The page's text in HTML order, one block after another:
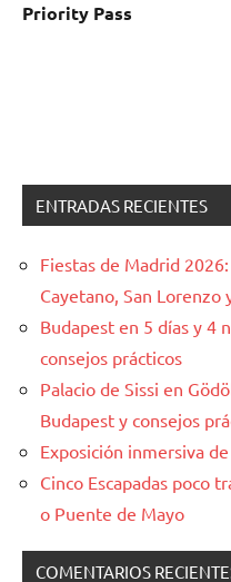
Priority Pass
ENTRADAS RECIENTES
Fiestas de Madrid
Cayetano, San Lorenzo
Budapest en 5 días y 4
consejos prácticos
Palacio de Sissi en
Budapest y consejos
Exposición inmersiva
Cinco Escapadas poco
o Puente de Mayo
COMENTARIOS